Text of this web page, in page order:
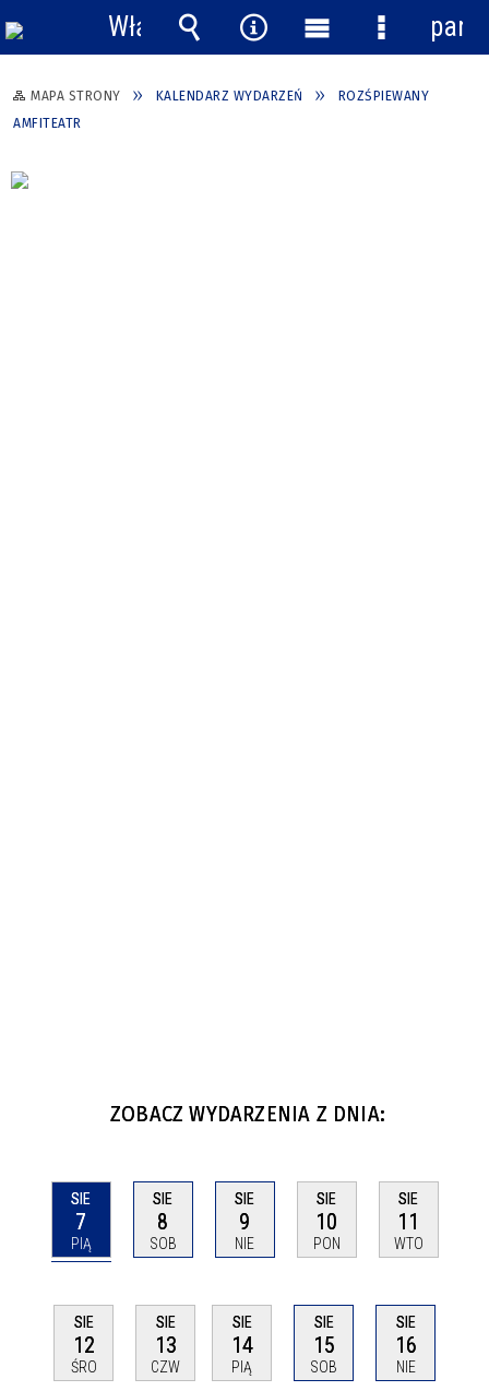
MAPA STRONY KALENDARZ WYDARZEŃ
ROZŚPIEWANY
AMFITEATR
ZOBACZ WYDARZENIA Z DNIA:
SIE
7
PIĄ
SIE
8
SOB
SIE
9
NIE
SIE
10
PON
SIE
11
WTO
SIE
12
ŚRO
SIE
13
CZW
SIE
14
PIĄ
SIE
15
SOB
SIE
16
NIE
Włącz
powiadomienia
Wyszukiwarka
Narzędzia
Menu
główne
Menu
panel